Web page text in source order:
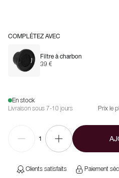
COMPLÉTEZ AVEC
Filtre à charbon
39 €
En stock
Livraison sous 7-10 jours
Prix le
1
Clients satisfaits Paiement